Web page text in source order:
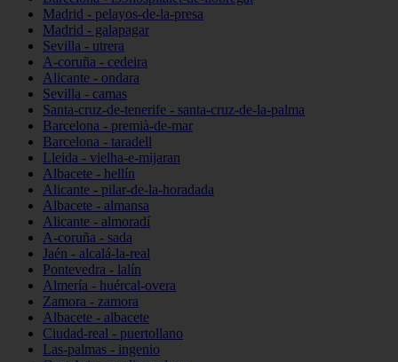
Madrid - pelayos-de-la-presa
Madrid - galapagar
Sevilla - utrera
A-coruña - cedeira
Alicante - ondara
Sevilla - camas
Santa-cruz-de-tenerife - santa-cruz-de-la-palma
Barcelona - premià-de-mar
Barcelona - taradell
Lleida - vielha-e-mijaran
Albacete - hellín
Alicante - pilar-de-la-horadada
Albacete - almansa
Alicante - almoradí
A-coruña - sada
Jaén - alcalá-la-real
Pontevedra - lalín
Almería - huércal-overa
Zamora - zamora
Albacete - albacete
Ciudad-real - puertollano
Las-palmas - ingenio